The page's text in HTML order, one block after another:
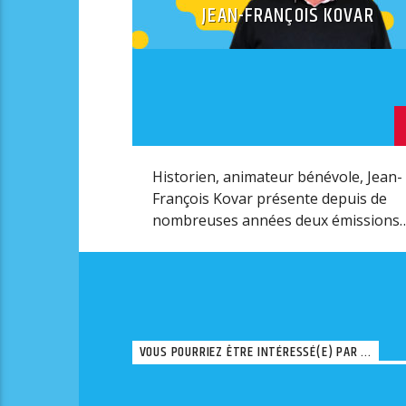
JEAN-FRANÇOIS KOVAR
Historien, animateur bénévole, Jean-
François Kovar présente depuis de
nombreuses années deux émissions
VOUS POURRIEZ ÊTRE INTÉRESSÉ(E) PAR ...